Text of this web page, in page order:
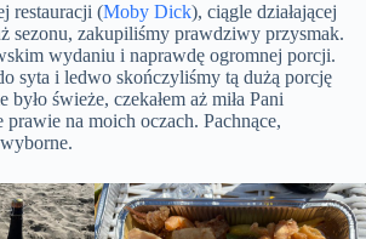
restauracji (Moby Dick), ciągle działającej
sezonu, zakupiliśmy prawdziwy przysmak.
wydaniu i naprawdę ogromnej porcji.
syta i ledwo skończyliśmy tą dużą porcję
świeże, czekałem aż miła Pani
na moich oczach. Pachnące,